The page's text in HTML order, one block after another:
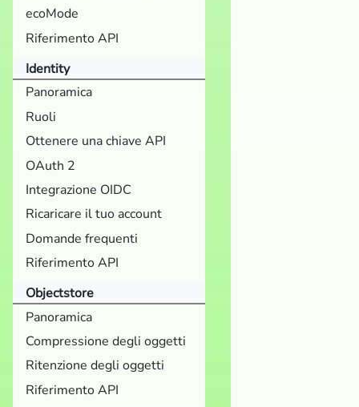
ecoMode
Riferimento API
Identity
Panoramica
Ruoli
Ottenere una chiave API
OAuth 2
Integrazione OIDC
Ricaricare il tuo account
Domande frequenti
Riferimento API
Objectstore
Panoramica
Compressione degli oggetti
Ritenzione degli oggetti
Riferimento API